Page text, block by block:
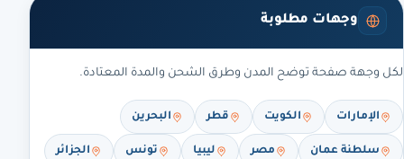
وجهات مطلوبة
لكل وجهة صفحة توضح المدن وطرق الشحن والمدة المعتادة.
الإمارات الكويت قطر البحرين
سلطنة عمان مصر ليبيا تونس الجزائر